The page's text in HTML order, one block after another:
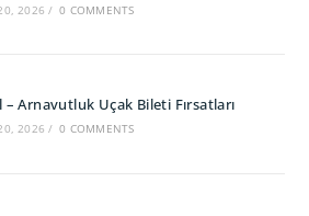
2026 / 0 COMMENTS
Arnavutluk Uçak Bileti Fırsatları
2026 / 0 COMMENTS